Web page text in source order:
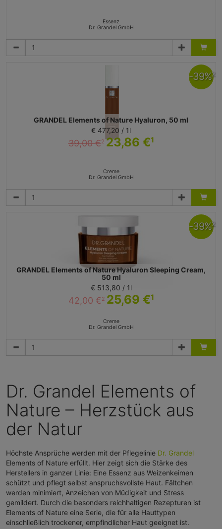
Essenz
Dr. Grandel GmbH
GRANDEL Elements of Nature Hyaluron, 50 ml
€ 477,20 / 1l
39,00 €2 23,86 €1
Creme
Dr. Grandel GmbH
-39%2
GRANDEL Elements of Nature Hyaluron Sleeping Cream,
50 ml
€ 513,80 / 1l
42,00 €2 25,69 €1
Creme
Dr. Grandel GmbH
-39%2
Dr. Grandel Elements of
Nature – Herzstück aus
der Natur
Höchste Ansprüche werden mit der Pflegelinie Dr. Grandel
Elements of Nature erfüllt. Hier zeigt sich die Stärke des
Herstellers in ganzer Linie: Eine Essenz aus Weizenkeimen
schützt und pflegt selbst anspruchsvollste Haut. Fältchen
werden minimiert, Anzeichen von Müdigkeit und Stress
gemildert. Durch die besonders reichhaltigen Rezepturen ist
Elements of Nature eine Serie, die für alle Hauttypen
einschließlich trockener, empfindlicher Haut geeignet ist.